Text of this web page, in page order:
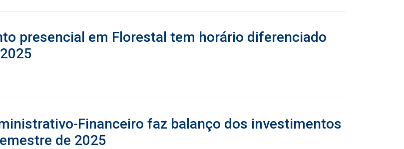
presencial em Florestal tem horário diferenciado
Financeiro faz balanço dos investimentos
de 2025